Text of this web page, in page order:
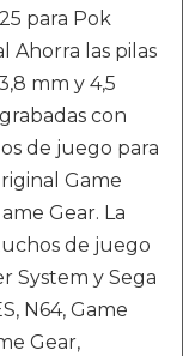
para Pok
Ahorra las pilas
mm y 4,5
con
de juego para
Game
Gear. La
de juego
System y Sega
N64, Game
Gear,